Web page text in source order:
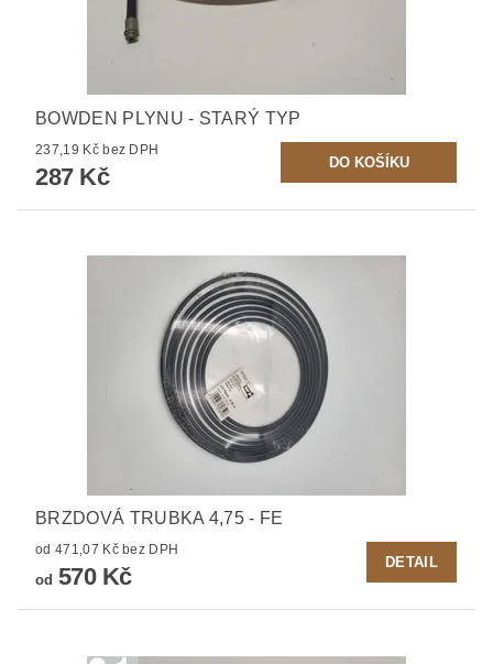
BOWDEN PLYNU - STARÝ TYP
237,19 Kč bez DPH
287 Kč
BRZDOVÁ TRUBKA 4,75 - FE
od 471,07 Kč bez DPH
od 570 Kč
DETAIL